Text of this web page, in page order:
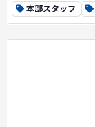
本部スタッフ